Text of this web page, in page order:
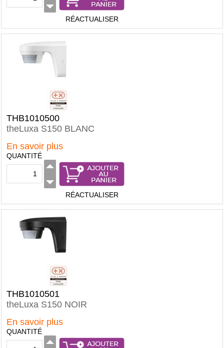
RÉACTUALISER
THB1010500
theLuxa S150 BLANC
En savoir plus
QUANTITÉ
RÉACTUALISER
THB1010501
theLuxa S150 NOIR
En savoir plus
QUANTITÉ